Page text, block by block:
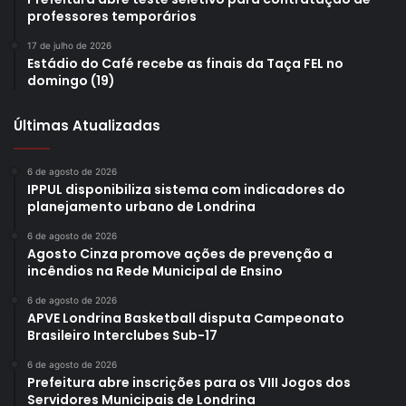
aos critérios estabelecidos pelo Chamamento. A Comissão
Técnica de Elaboração do Edital cuida exclusivamente da
montagem documental do certame.
previamente inabilitadas no Edital nº 02/2026 foram as
projetos diferentes), bocha, ginástica rítmica, atletismo,
golf, jiu jitsu, halterofilismo, tiro com arco e triathlon.
Investimento em 2026 e 2027– A Fundação de Esportes
de Londrina (FEL) viabilizou investimento pelo Feipe, em
2026 e 2027, de aproximadamente R$16,7 milhões. A
aplicação projetada é de R$8.356.000,00 por ano, entre
diferentes editais. Em 2025, o montante repassado foi de
R$ 7.048.000,00.
professores temporários
17 de julho de 2026
Estádio do Café recebe as finais da Taça FEL no
domingo (19)
Últimas Atualizadas
6 de agosto de 2026
IPPUL disponibiliza sistema com indicadores do
planejamento urbano de Londrina
6 de agosto de 2026
Agosto Cinza promove ações de prevenção a
incêndios na Rede Municipal de Ensino
6 de agosto de 2026
APVE Londrina Basketball disputa Campeonato
Brasileiro Interclubes Sub-17
6 de agosto de 2026
Prefeitura abre inscrições para os VIII Jogos dos
Servidores Municipais de Londrina